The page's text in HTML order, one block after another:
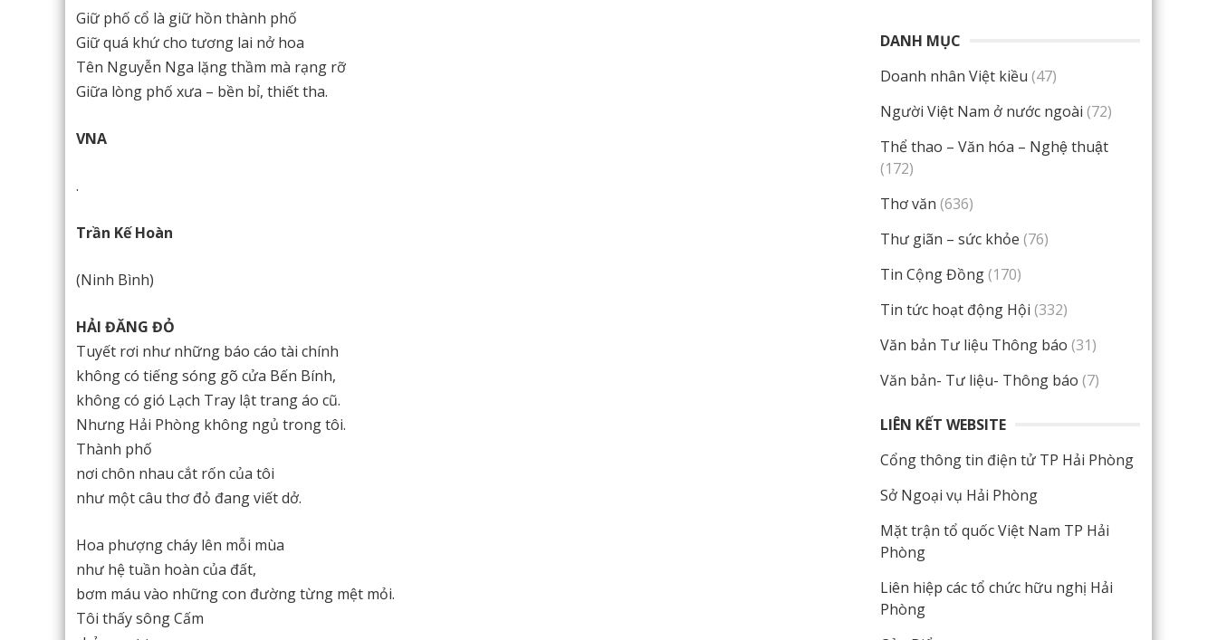
Giữ phố cổ là giữ hồn thành phố
Giữ quá khứ cho tương lai nở hoa
Tên Nguyễn Nga lặng thầm mà rạng rỡ
Giữa lòng phố xưa – bền bỉ, thiết tha.
VNA
.
Trần Kế Hoàn
(Ninh Bình)
HẢI ĐĂNG ĐỎ
Tuyết rơi như những báo cáo tài chính
không có tiếng sóng gõ cửa Bến Bính,
không có gió Lạch Tray lật trang áo cũ.
Nhưng Hải Phòng không ngủ trong tôi.
Thành phố
nơi chôn nhau cắt rốn của tôi
như một câu thơ đỏ đang viết dở.
Hoa phượng cháy lên mỗi mùa
như hệ tuần hoàn của đất,
bơm máu vào những con đường từng mệt mỏi.
Tôi thấy sông Cấm
DANH MỤC
Doanh nhân Việt kiều (47)
Người Việt Nam ở nước ngoài (72)
Thể thao – Văn hóa – Nghệ thuật
(172)
Thơ văn (636)
Thư giãn – sức khỏe (76)
Tin Cộng Đồng(170)
Tin tức hoạt động Hội (332)
Văn bản Tư liệu Thông báo (31)
Văn bản- Tư liệu- Thông báo (7)
LIÊN KẾT WEBSITE
Cổng thông tin điện tử TP Hải Phòng
Sở Ngoại vụ Hải Phòng
Mặt trận tổ quốc Việt Nam TP Hải
Phòng
Liên hiệp các tổ chức hữu nghị Hải
Phòng